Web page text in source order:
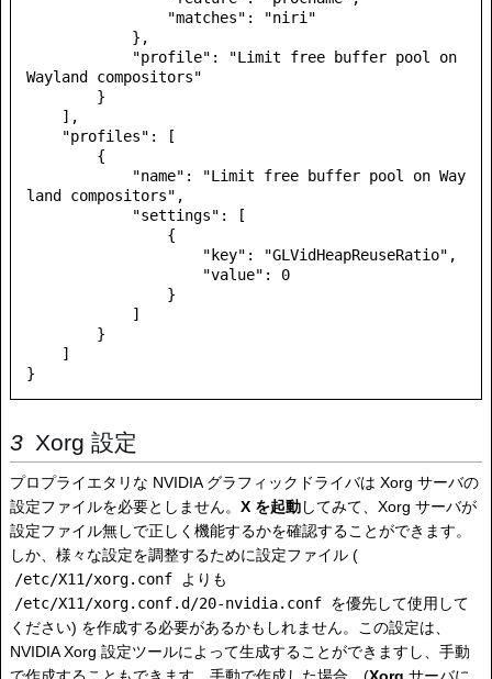
Wayland compositors"
land compositors",
}
Xorg 設定
プロプライエタリな NVIDIA グラフィックドライバは Xorg サーバの
設定ファイルを必要としません。 X を起動してみて、Xorg サーバが
設定ファイル無しで正しく機能するかを確認することができます。
しか、様々な設定を調整するために設定ファイル (
/etc/X11/xorg.conf
よりも
/etc/X11/xorg.conf.d/20-nvidia.conf を優先して使用して
ください) を作成する必要があるかもしれません。この設定は、
NVIDIA Xorg 設定ツールによって生成することができますし、手動